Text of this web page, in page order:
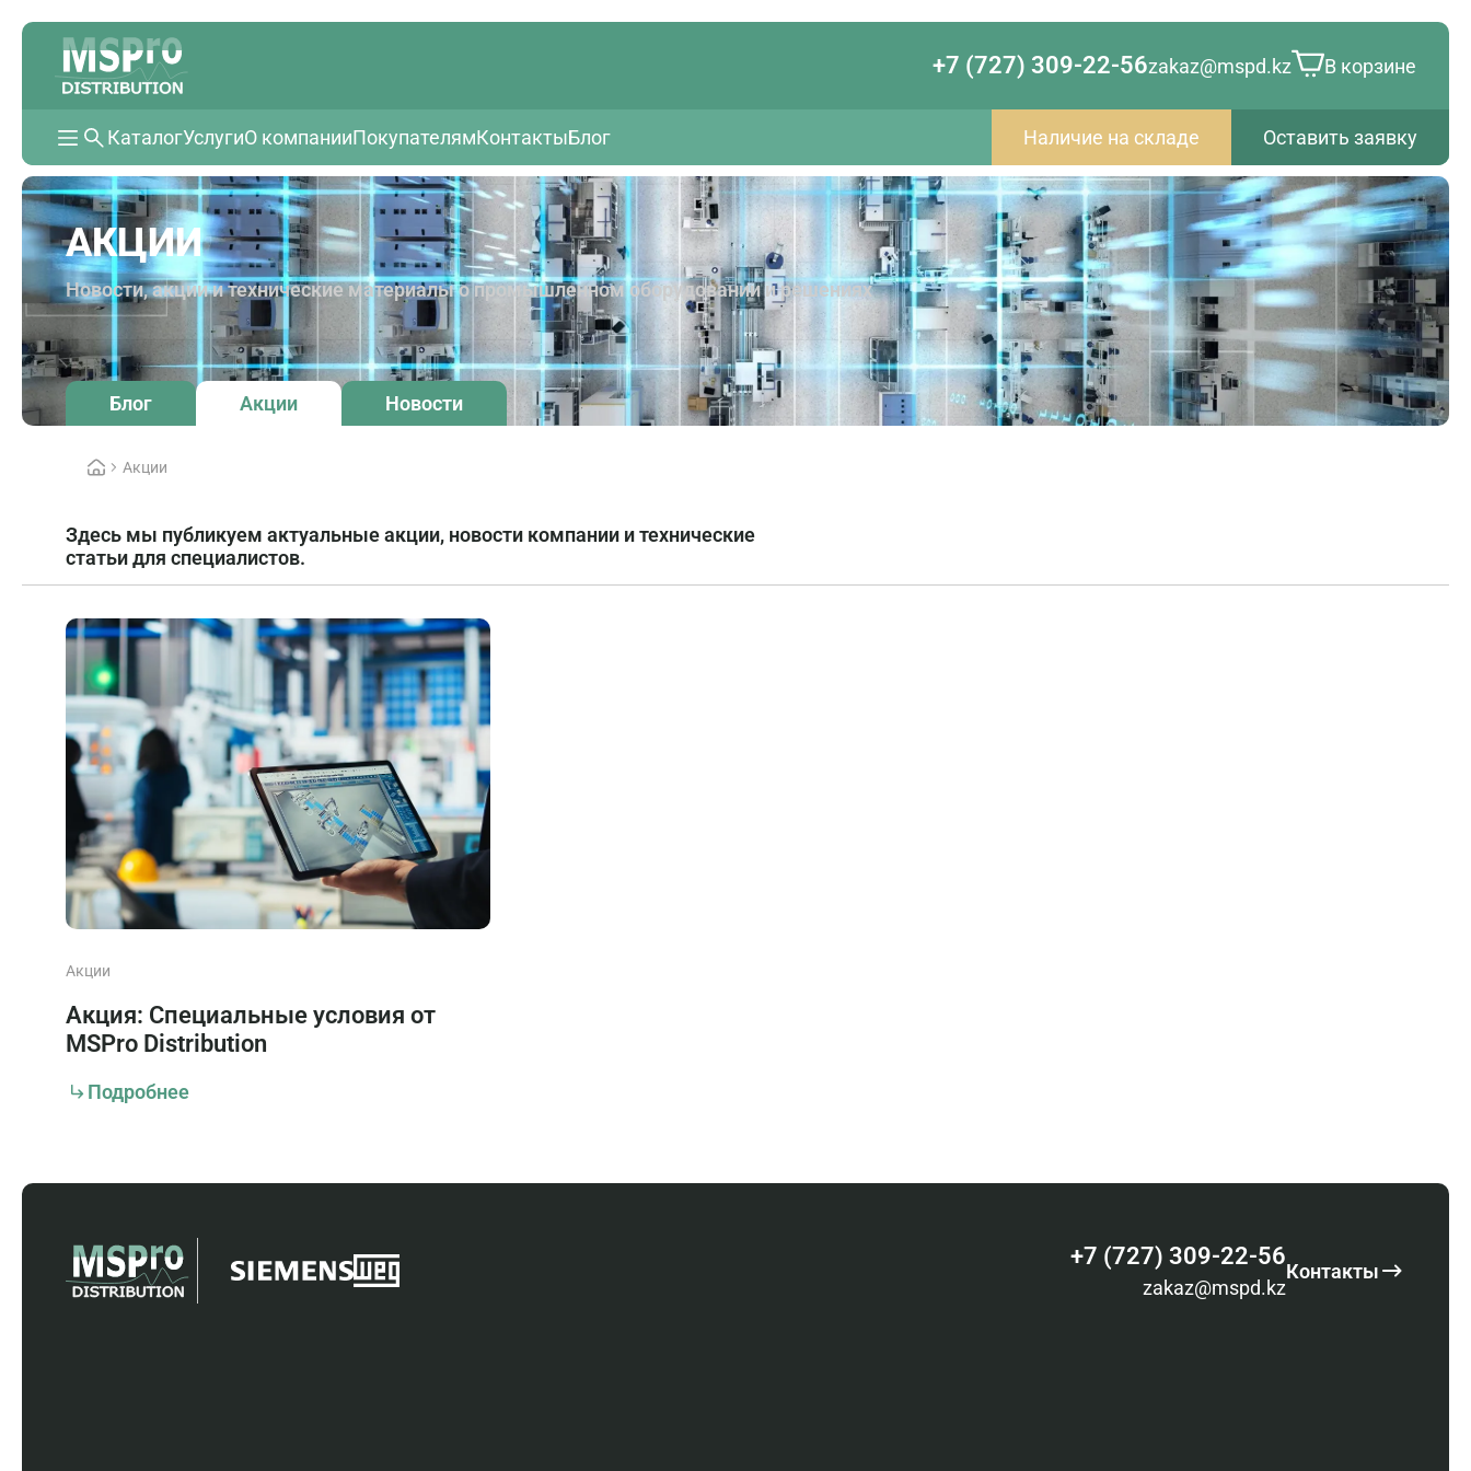
+7 (727) 309-22-56zakaz@mspd.kz В корзине
КаталогУслугиО компанииПокупателямКонтактыБлог Наличие на складе Оставить заявку
АКЦИИ
Новости, акции и технические материалы о промышленном оборудовании и решениях
Блог Акции Новости
Акции
Здесь мы публикуем актуальные акции, новости компании и технические
статьи для специалистов.
Акции
Акция: Специальные условия от
MSPro Distribution
Подробнее
+7 (727) 309-22-56
zakaz@mspd.kz
Контакты